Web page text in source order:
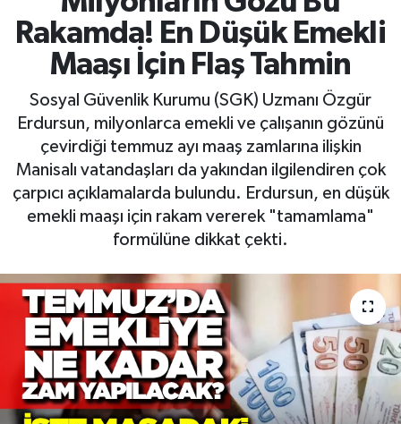
Rakamda! En Düşük Emekli
Maaşı İçin Flaş Tahmin
Sosyal Güvenlik Kurumu (SGK) Uzmanı Özgür
Erdursun, milyonlarca emekli ve çalışanın gözünü
çevirdiği temmuz ayı maaş zamlarına ilişkin
Manisalı vatandaşları da yakından ilgilendiren çok
çarpıcı açıklamalarda bulundu. Erdursun, en düşük
emekli maaşı için rakam vererek "tamamlama"
formülüne dikkat çekti.
RESMİ İLAN
BİLİM VE TEKNOLOJİ
RESMİ İLAN
Yaşam
Tarih
Çevre
Dünya
Künye
SPOR
Vefat